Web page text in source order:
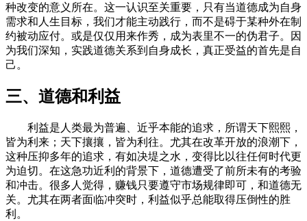
种改变的意义所在。这一认识至关重要，只有当道德成为自身
需求和人生目标，我们才能主动践行，而不是碍于某种外在制
约被动应付。或是仅仅用来作秀，成为表里不一的伪君子。因
为我们深知，实践道德关系到自身成长，真正受益的首先是自
己。
三、道德和利益
利益是人类最为普遍、近乎本能的追求，所谓天下熙熙，
皆为利来；天下攘攘，皆为利往。尤其在改革开放的浪潮下，
这种压抑多年的追求，有如决堤之水，变得比以往任何时代更
为迫切。在这急功近利的背景下，道德遭受了前所未有的考验
和冲击。很多人觉得，赚钱只要遵守市场规律即可，和道德无
关。尤其在两者面临冲突时，利益似乎总能取得压倒性的胜
利。